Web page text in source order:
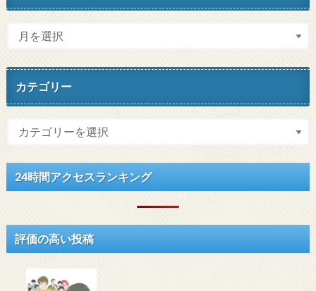
カテゴリー
24時間アクセスランキング
評価の高い投稿